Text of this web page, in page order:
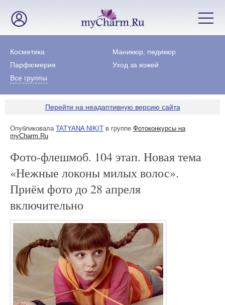
Косметика
Маникюр, педикюр
Парфюмерия
Уход за кожей
Все группы
Перейти на неадаптивную версию сайта
Опубликовала TATYANA NIKIT в группе Фотоконкурсы на
myCharm.Ru
Фото-флешмоб. 104 этап. Новая тема
«Нежные локоны милых волос».
Приём фото до 28 апреля
включительно